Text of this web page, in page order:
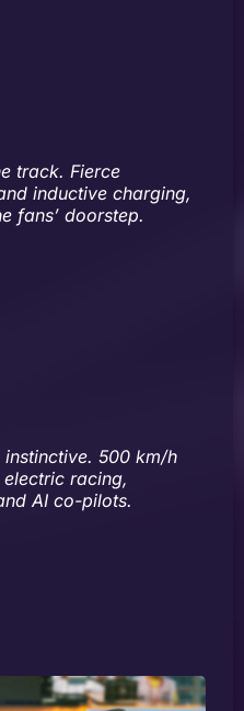
track. Fierce
inductive charging,
fans’ doorstep.
500 km/h
racing,
AI co-pilots.